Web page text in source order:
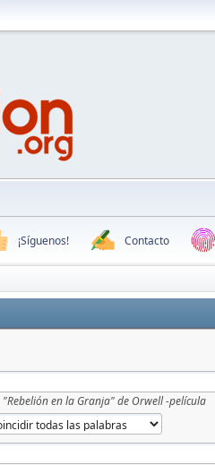
¡Síguenos! Contacto
"Rebelión en la Granja" de Orwell -película